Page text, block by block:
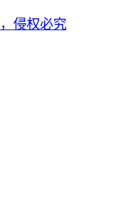
侵权必究